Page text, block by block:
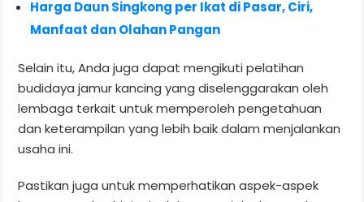
Harga Daun Singkong per Ikat di Pasar, Ciri,
Manfaat dan Olahan Pangan
Selain itu, Anda juga dapat mengikuti pelatihan
budidaya jamur kancing yang diselenggarakan oleh
lembaga terkait untuk memperoleh pengetahuan
dan keterampilan yang lebih baik dalam menjalankan
usaha ini.
Pastikan juga untuk memperhatikan aspek-aspek